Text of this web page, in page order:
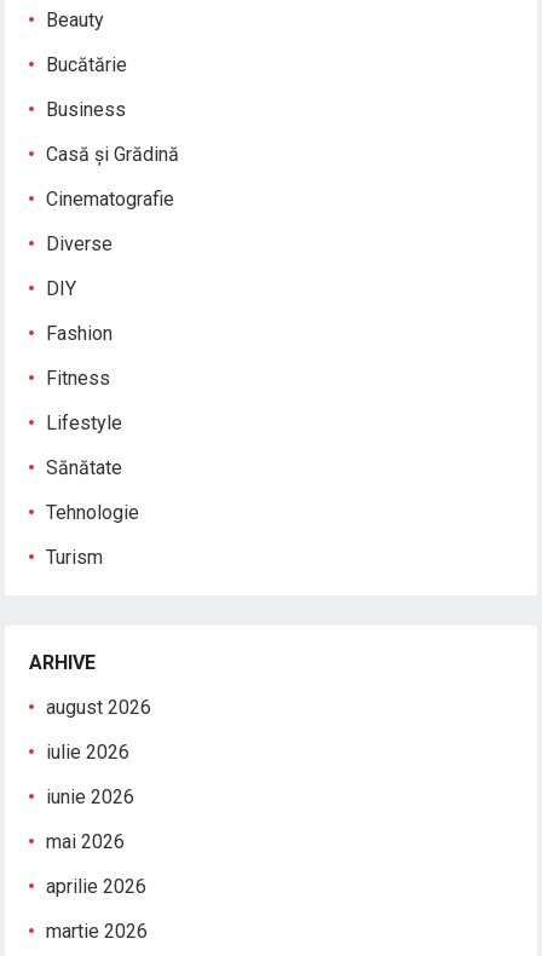
Beauty
Bucătărie
Business
Casă și Grădină
Cinematografie
Diverse
DIY
Fashion
Fitness
Lifestyle
Sănătate
Tehnologie
Turism
ARHIVE
august 2026
iulie 2026
iunie 2026
mai 2026
aprilie 2026
martie 2026